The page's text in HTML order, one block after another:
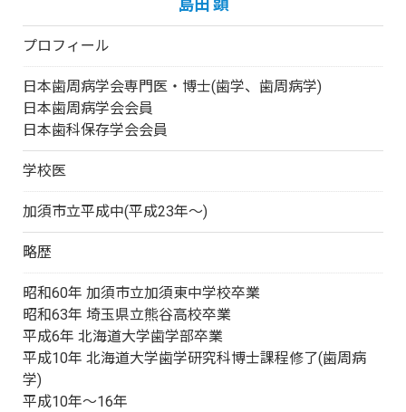
島田 顕
プロフィール
日本歯周病学会専門医・博士(歯学、歯周病学)
日本歯周病学会会員
日本歯科保存学会会員
学校医
加須市立平成中(平成23年～)
略歴
昭和60年 加須市立加須東中学校卒業
昭和63年 埼玉県立熊谷高校卒業
平成6年 北海道大学歯学部卒業
平成10年 北海道大学歯学研究科博士課程修了(歯周病
学)
平成10年～16年